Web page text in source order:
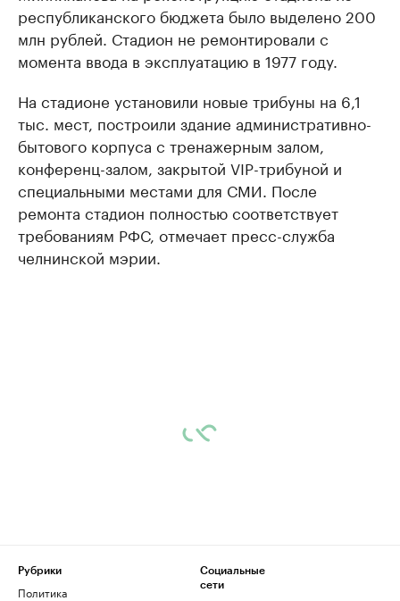
республиканского бюджета было выделено 200
млн рублей. Стадион не ремонтировали с
момента ввода в эксплуатацию в 1977 году.
На стадионе установили новые трибуны на 6,1
тыс. мест, построили здание административно-
бытового корпуса с тренажерным залом,
конференц-залом, закрытой VIP-трибуной и
специальными местами для СМИ. После
ремонта стадион полностью соответствует
требованиям РФС, отмечает пресс-служба
челнинской мэрии.
Рубрики
Политика
Социальные
сети